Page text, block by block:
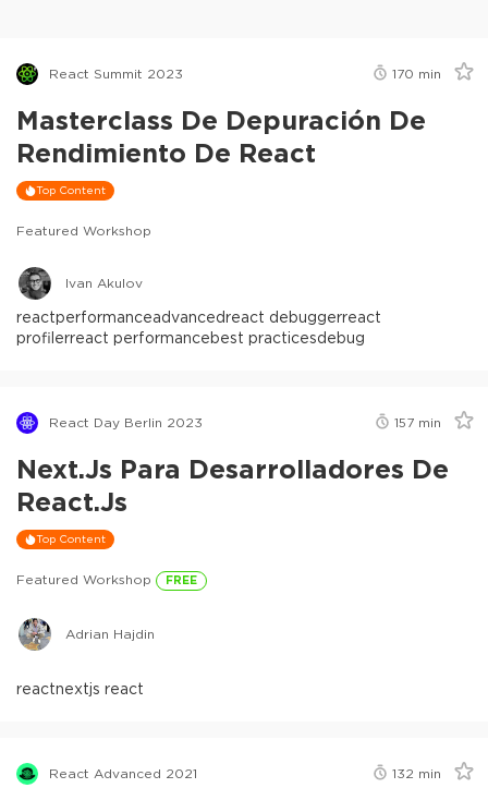
React Summit 2023 170 min
Masterclass De Depuración De
Rendimiento De React
Top Content
Featured Workshop
Ivan Akulov
reactperformanceadvancedreact debuggerreact
profilerreact performancebest practicesdebug
React Day Berlin 2023 157 min
Next.js Para Desarrolladores De
React.js
Top Content
Featured Workshop FREE
Adrian Hajdin
reactnextjs react
React Advanced 2021 132 min